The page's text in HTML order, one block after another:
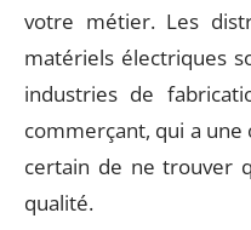
votre métier. Les
matériels électriques
industries de
commerçant, qui a
certain de ne trouver
qualité.